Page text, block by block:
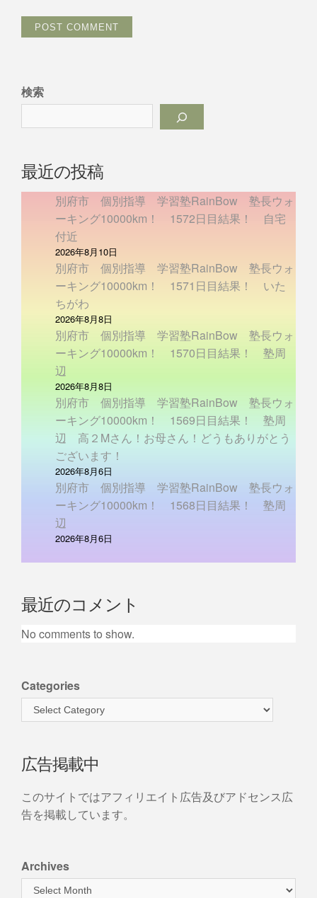
検索
最近の投稿
別府市 個別指導 学習塾RainBow 塾長ウォ
ーキング10000km！ 1572日目結果！ 自宅
付近
2026年8月10日
別府市 個別指導 学習塾RainBow 塾長ウォ
ーキング10000km！ 1571日目結果！ いた
ちがわ
2026年8月8日
別府市 個別指導 学習塾RainBow 塾長ウォ
ーキング10000km！ 1570日目結果！ 塾周
辺
2026年8月8日
別府市 個別指導 学習塾RainBow 塾長ウォ
ーキング10000km！ 1569日目結果！ 塾周
辺 高２Mさん！お母さん！どうもありがとう
ございます！
2026年8月6日
別府市 個別指導 学習塾RainBow 塾長ウォ
ーキング10000km！ 1568日目結果！ 塾周
辺
2026年8月6日
最近のコメント
No comments to show.
Categories
広告掲載中
このサイトではアフィリエイト広告及びアドセンス広
告を掲載しています。
Archives